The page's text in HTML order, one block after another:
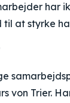
har
at styrke
von Trier.